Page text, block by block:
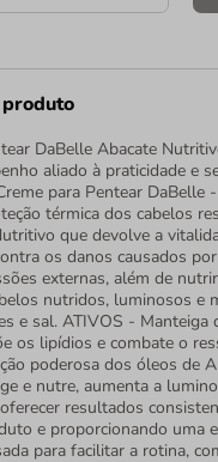
DaBelle Abacate
aliado à praticidade e
para Pentear
térmica dos cabelos
que devolve a
os danos causados
externas, além de
nutridos, luminosos e
e sal. ATIVOS - Manteiga
os lipídios e combate o
poderosa dos óleos de
e nutre, aumenta a
resultados
e proporcionando uma
para facilitar a rotina,